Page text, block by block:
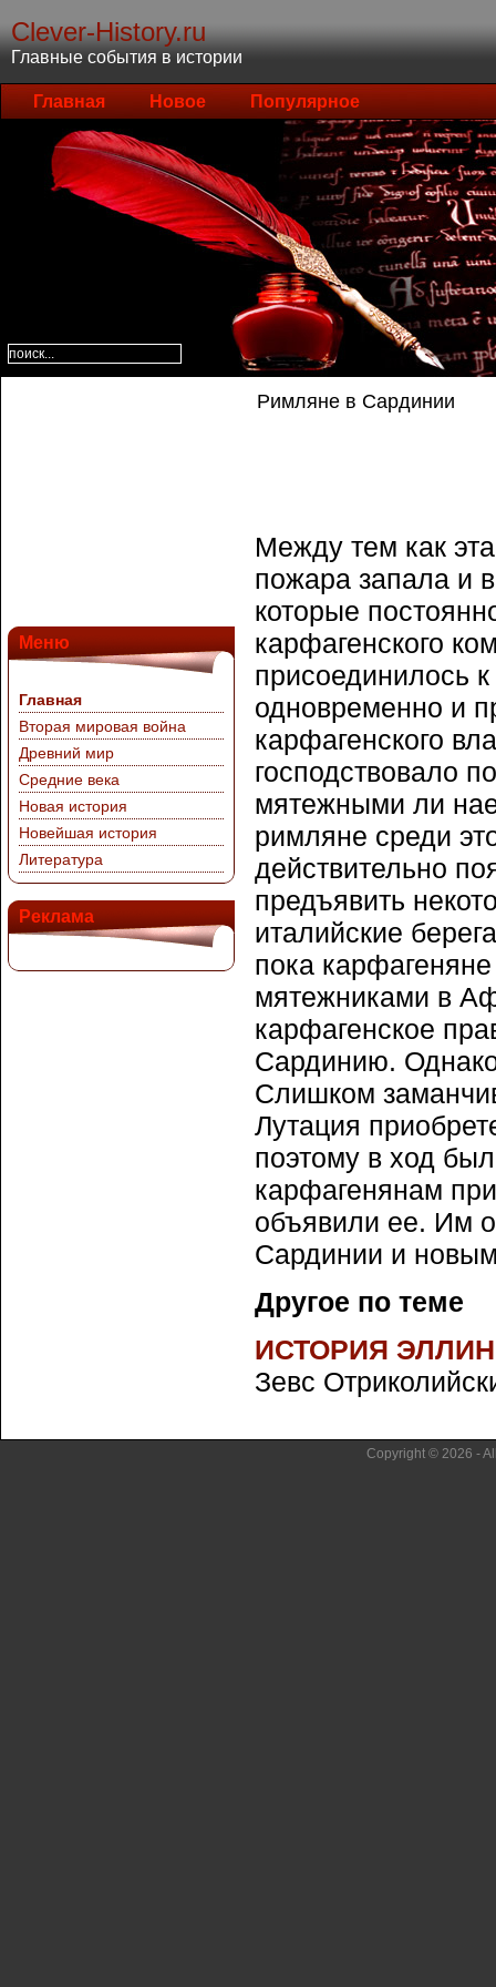
Clever-History.ru
Главные события в истории
Главная Новое Популярное
Меню
Главная
Вторая мировая война
Древний мир
Средние века
Новая история
Новейшая история
Литература
Реклама
Римляне в Сардинии
Между тем как
пожара запала и
которые
карфагенского
присоединилось
одновременно и
карфагенского
господствовало
мятежными ли
римляне среди
действительно
предъявить
италийские
пока
мятежниками в
карфагенское
Сардинию.
Слишком
Лутация
поэтому в ход
карфагенянам
объявили ее. Им
Сардинии и
Другое по теме
ИСТОРИЯ
Зевс
Copyright © 2026 -